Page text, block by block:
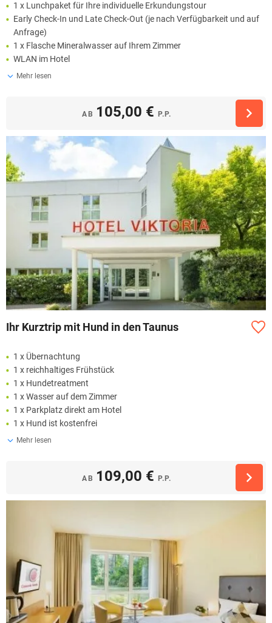
1 x Lunchpaket für Ihre individuelle Erkundungstour
Early Check-In und Late Check-Out (je nach Verfügbarkeit und auf
Anfrage)
1 x Flasche Mineralwasser auf Ihrem Zimmer
WLAN im Hotel
Mehr lesen
AB 105,00 € P.P.
Ihr Kurztrip mit Hund in den Taunus
1 x Übernachtung
1 x reichhaltiges Frühstück
1 x Hundetreatment
1 x Wasser auf dem Zimmer
1 x Parkplatz direkt am Hotel
1 x Hund ist kostenfrei
Mehr lesen
AB 109,00 € P.P.